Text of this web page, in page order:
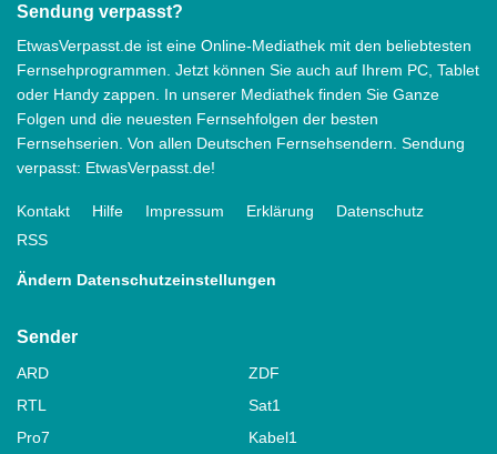
Sendung verpasst?
EtwasVerpasst.de ist eine Online-Mediathek mit den beliebtesten
Fernsehprogrammen. Jetzt können Sie auch auf Ihrem PC, Tablet
oder Handy zappen. In unserer Mediathek finden Sie Ganze
Folgen und die neuesten Fernsehfolgen der besten
Fernsehserien. Von allen Deutschen Fernsehsendern. Sendung
verpasst: EtwasVerpasst.de!
Kontakt Hilfe Impressum Erklärung
Datenschutz
RSS
Ändern Datenschutzeinstellungen
Sender
ARD
ZDF
RTL
Sat1
Pro7
Kabel1